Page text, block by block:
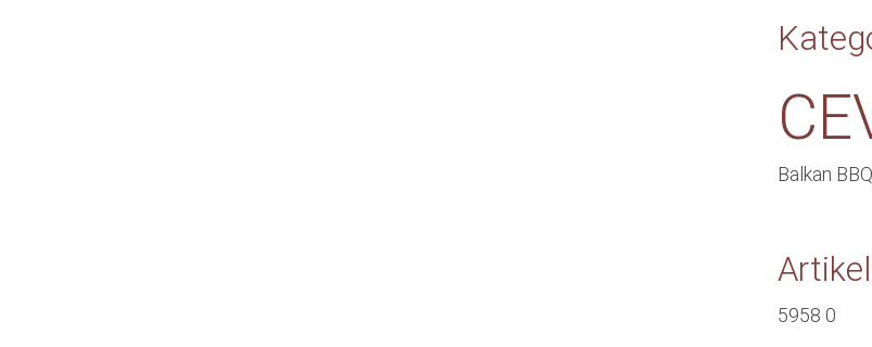
Balkan BBQ
5958 0